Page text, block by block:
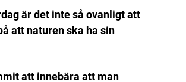
är det inte så ovanligt att
att naturen ska ha sin
att innebära att man